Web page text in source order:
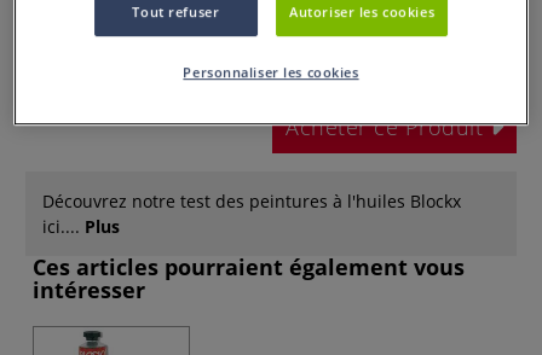
dès84,50 €
Acheter ce Produit
Découvrez notre test des peintures à l'huiles Blockx
ici.... Plus
Ces articles pourraient également vous
intéresser
Tout refuser Autoriser les cookies
Personnaliser les cookies